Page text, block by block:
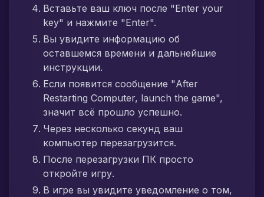
Вставьте ваш ключ после "Enter your
key" и нажмите "Enter".
Вы увидите информацию об
оставшемся времени и дальнейшие
инструкции.
Если появится сообщение "After
Restarting Computer, launch the game",
значит всё прошло успешно.
Через несколько секунд ваш
компьютер перезагрузится.
После перезагрузки ПК просто
откройте игру.
В игре вы увидите уведомление о том,